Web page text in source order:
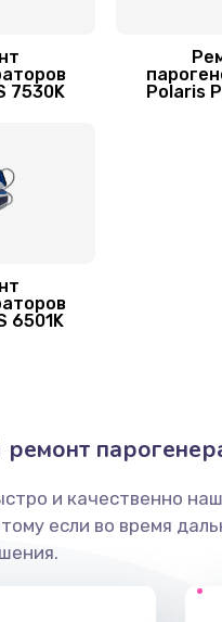
чистка
7530K
Polaris
6501K
и качественно
если во время